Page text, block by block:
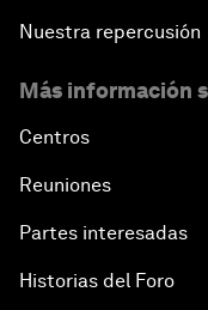
Nuestra repercusión
Más información
Centros
Reuniones
Partes interesadas
Historias del Foro